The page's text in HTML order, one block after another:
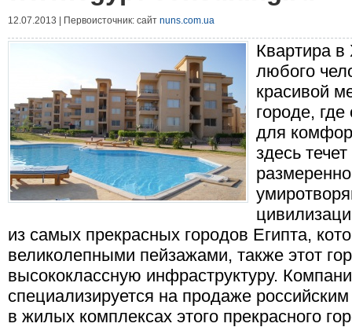
12.07.2013 | Первоисточник: сайт nuns.com.ua
Квартира в
любого
красивой
городе,
для
здесь
из самых прекрасных городов Египта,
великолепными пейзажами, также этот
высококлассную инфраструктуру.
специализируется на продаже
в жилых комплексах этого прекрасного